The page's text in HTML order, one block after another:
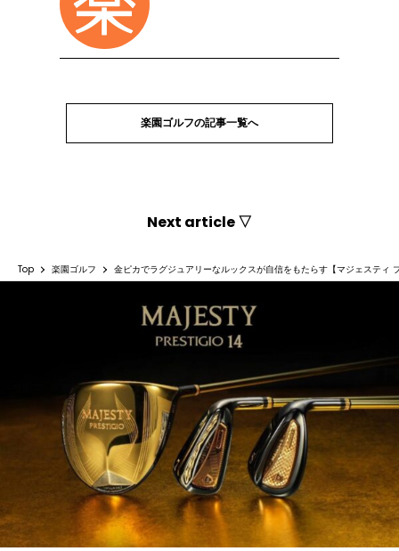
楽園ゴルフの記事一覧へ
Next article ▽
Top 楽園ゴルフ 金ピカでラグジュアリーなルックスが自信をもたらす【マジェスティ